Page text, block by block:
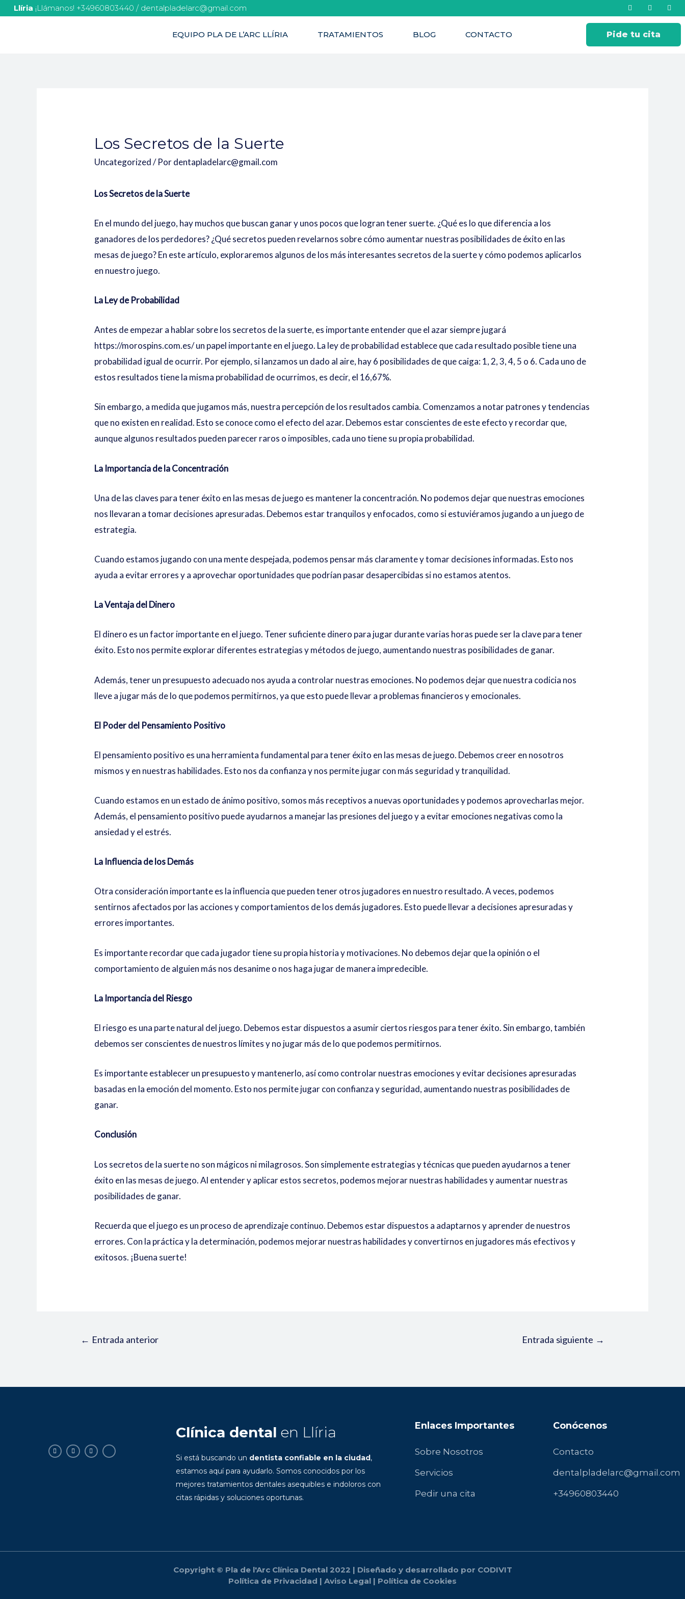
Llíria ¡Llámanos! +34960803440 / dentalpladelarc@gmail.com
EQUIPO PLA DE L’ARC LLÍRIA TRATAMIENTOS BLOG CONTACTO Pide tu cita
Los Secretos de la Suerte
Uncategorized/ Pordentapladelarc@gmail.com
Los Secretos de la Suerte
En el mundo del juego, hay muchos que buscan ganar y unos pocos que logran tener suerte. ¿Qué es lo que diferencia a los
ganadores de los perdedores? ¿Qué secretos pueden revelarnos sobre cómo aumentar nuestras posibilidades de éxito en las
mesas de juego? En este artículo, exploraremos algunos de los más interesantes secretos de la suerte y cómo podemos aplicarlos
en nuestro juego.
La Ley de Probabilidad
Antes de empezar a hablar sobre los secretos de la suerte, es importante entender que el azar siempre jugará
https://morospins.com.es/un papel importante en el juego. La ley de probabilidad establece que cada resultado posible tiene una
probabilidad igual de ocurrir. Por ejemplo, si lanzamos un dado al aire, hay 6 posibilidades de que caiga: 1, 2, 3, 4, 5 o 6. Cada uno de
estos resultados tiene la misma probabilidad de ocurrimos, es decir, el 16,67%.
Sin embargo, a medida que jugamos más, nuestra percepción de los resultados cambia. Comenzamos a notar patrones y tendencias
que no existen en realidad. Esto se conoce como el efecto del azar. Debemos estar conscientes de este efecto y recordar que,
aunque algunos resultados pueden parecer raros o imposibles, cada uno tiene su propia probabilidad.
La Importancia de la Concentración
Una de las claves para tener éxito en las mesas de juego es mantener la concentración. No podemos dejar que nuestras emociones
nos llevaran a tomar decisiones apresuradas. Debemos estar tranquilos y enfocados, como si estuviéramos jugando a un juego de
estrategia.
Cuando estamos jugando con una mente despejada, podemos pensar más claramente y tomar decisiones informadas. Esto nos
ayuda a evitar errores y a aprovechar oportunidades que podrían pasar desapercibidas si no estamos atentos.
La Ventaja del Dinero
El dinero es un factor importante en el juego. Tener suficiente dinero para jugar durante varias horas puede ser la clave para tener
éxito. Esto nos permite explorar diferentes estrategias y métodos de juego, aumentando nuestras posibilidades de ganar.
Además, tener un presupuesto adecuado nos ayuda a controlar nuestras emociones. No podemos dejar que nuestra codicia nos
lleve a jugar más de lo que podemos permitirnos, ya que esto puede llevar a problemas financieros y emocionales.
El Poder del Pensamiento Positivo
El pensamiento positivo es una herramienta fundamental para tener éxito en las mesas de juego. Debemos creer en nosotros
mismos y en nuestras habilidades. Esto nos da confianza y nos permite jugar con más seguridad y tranquilidad.
Cuando estamos en un estado de ánimo positivo, somos más receptivos a nuevas oportunidades y podemos aprovecharlas mejor.
Además, el pensamiento positivo puede ayudarnos a manejar las presiones del juego y a evitar emociones negativas como la
ansiedad y el estrés.
La Influencia de los Demás
Otra consideración importante es la influencia que pueden tener otros jugadores en nuestro resultado. A veces, podemos
sentirnos afectados por las acciones y comportamientos de los demás jugadores. Esto puede llevar a decisiones apresuradas y
errores importantes.
Es importante recordar que cada jugador tiene su propia historia y motivaciones. No debemos dejar que la opinión o el
comportamiento de alguien más nos desanime o nos haga jugar de manera impredecible.
La Importancia del Riesgo
El riesgo es una parte natural del juego. Debemos estar dispuestos a asumir ciertos riesgos para tener éxito. Sin embargo, también
debemos ser conscientes de nuestros límites y no jugar más de lo que podemos permitirnos.
Es importante establecer un presupuesto y mantenerlo, así como controlar nuestras emociones y evitar decisiones apresuradas
basadas en la emoción del momento. Esto nos permite jugar con confianza y seguridad, aumentando nuestras posibilidades de
ganar.
Conclusión
Los secretos de la suerte no son mágicos ni milagrosos. Son simplemente estrategias y técnicas que pueden ayudarnos a tener
éxito en las mesas de juego. Al entender y aplicar estos secretos, podemos mejorar nuestras habilidades y aumentar nuestras
posibilidades de ganar.
Recuerda que el juego es un proceso de aprendizaje continuo. Debemos estar dispuestos a adaptarnos y aprender de nuestros
errores. Con la práctica y la determinación, podemos mejorar nuestras habilidades y convertirnos en jugadores más efectivos y
exitosos. ¡Buena suerte!
← Entrada anterior Entrada siguiente →
Clínica dental en Llíria
Si está buscando un dentista confiable en la ciudad,
estamos aquí para ayudarlo. Somos conocidos por los
mejores tratamientos dentales asequibles e indoloros con
citas rápidas y soluciones oportunas.
Enlaces Importantes
Sobre Nosotros
Servicios
Pedir una cita
Conócenos
Contacto
dentalpladelarc@gmail.com
+34960803440
Copyright © Pla de l'Arc Clínica Dental 2022 | Diseñado y desarrollado por CODIVIT
Política de Privacidad | Aviso Legal | Política de Cookies